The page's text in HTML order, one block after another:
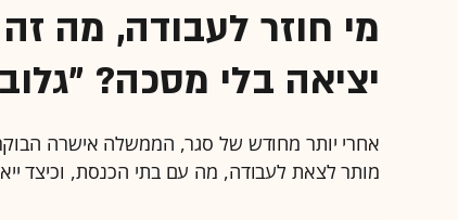
מי חוזר לעבודה, מה
יציאה בלי מסכה?
אחרי יותר מחודש של סגר, הממשלה אישרה
מותר לצאת לעבודה, מה עם בתי הכנסת, וכיצד